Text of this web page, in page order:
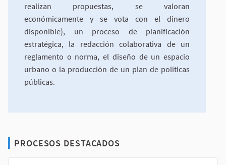
realizan propuestas, se valoran
económicamente y se vota con el dinero
disponible), un proceso de planificación
estratégica, la redacción colaborativa de un
reglamento o norma, el diseño de un espacio
urbano o la producción de un plan de políticas
públicas.
PROCESOS DESTACADOS